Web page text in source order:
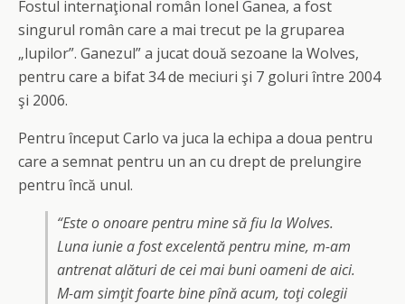
Fostul internaţional român Ionel Ganea, a fost
singurul român care a mai trecut pe la gruparea
„lupilor”. Ganezul” a jucat două sezoane la Wolves,
pentru care a bifat 34 de meciuri şi 7 goluri între 2004
şi 2006.
Pentru început Carlo va juca la echipa a doua pentru
care a semnat pentru un an cu drept de prelungire
pentru încă unul.
“Este o onoare pentru mine să fiu la Wolves.
Luna iunie a fost excelentă pentru mine, m-am
antrenat alături de cei mai buni oameni de aici.
M-am simţit foarte bine pînă acum, toţi colegii